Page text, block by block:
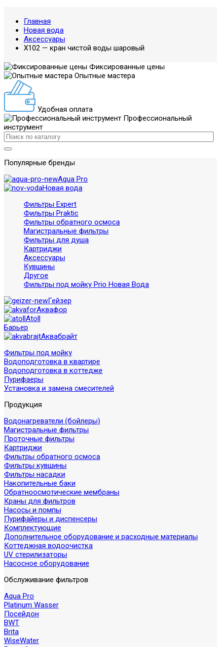
Главная
Новая вода
Аксессуары
X102 — кран чистой воды шаровый
Фиксированные цены
Опытные мастера
Удобная оплата
Профессиональный
инструмент
Популярные бренды
Aqua Pro
Новая вода
Фильтры Expert
Фильтры Praktic
Фильтры обратного осмоса
Магистральные фильтры
Фильтры для душа
Картриджи
Аксессуары
Кувшины
Другое
Фильтры под мойку Prio Новая Вода
Гейзер
Аквафор
Atoll
Барьер
Аквабрайт
Фильтры под мойку
Водоподготовка в квартире
Водоподготовка в коттедже
Пурифаеры
Установка и замена смесителей
Продукция
Водонагреватели (бойлеры)
Магистральные фильтры
Проточные фильтры
Картриджи
Фильтры обратного осмоса
Фильтры кувшины
Фильтры насадки
Накопительные баки
Обратноосмотические мембраны
Краны для фильтров
Насосы и помпы
Пурифайеры и диспенсеры
Комплектующие
Дополнительное оборудование и расходные материалы
Коттеджная водоочистка
UV стерилизаторы
Насосное оборудование
Обслуживание фильтров
Aqua Pro
Platinum Wasser
Посейдон
BWT
Brita
WiseWater